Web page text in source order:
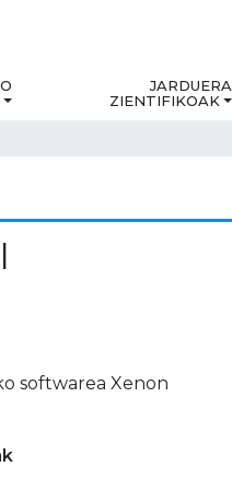
JARDUERA
ZIENTIFIKOAK
softwarea Xenon